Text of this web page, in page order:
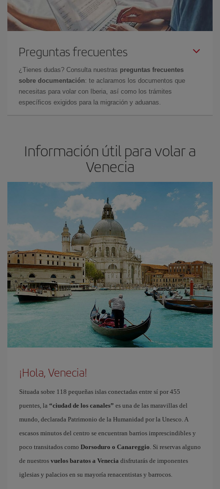
Preguntas frecuentes
¿Tienes dudas? Consulta nuestras preguntas frecuentes
sobre documentación: te aclaramos los documentos que
necesitas para volar con Iberia, así como los trámites
específicos exigidos para la migración y aduanas.
Información útil para volar a
Venecia
¡Hola, Venecia!
Situada sobre 118 pequeñas islas conectadas entre sí por 455
puentes, la “ciudad de los canales” es una de las maravillas del
mundo, declarada Patrimonio de la Humanidad por la Unesco. A
escasos minutos del centro se encuentran barrios imprescindibles y
poco transitados como Dorsoduro o Canareggio. Si reservas alguno
de nuestros vuelos baratos a Venecia disfrutarás de imponentes
iglesias y palacios en su mayoría renacentistas y barrocos.